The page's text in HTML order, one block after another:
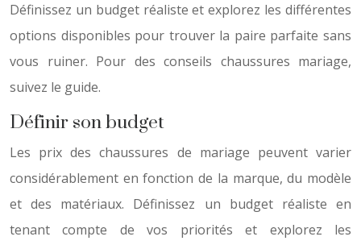
Définissez un budget réaliste et explorez les différentes
options disponibles pour trouver la paire parfaite sans
vous ruiner. Pour des conseils chaussures mariage,
suivez le guide.
Définir son budget
Les prix des chaussures de mariage peuvent varier
considérablement en fonction de la marque, du modèle
et des matériaux. Définissez un budget réaliste en
tenant compte de vos priorités et explorez les